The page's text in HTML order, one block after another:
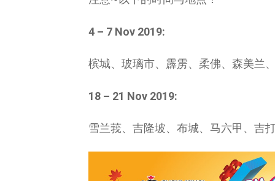
4 – 7 Nov 2019:
槟城、玻璃市、霹雳、柔佛、森美兰
18 – 21 Nov 2019:
雪兰莪、吉隆坡、布城、马六甲、吉